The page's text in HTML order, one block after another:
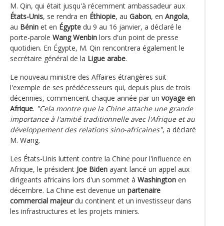
M. Qin, qui était jusqu'à récemment ambassadeur aux
États-Unis, se rendra en Éthiopie, au Gabon, en Angola,
au Bénin et en Égypte du 9 au 16 janvier, a déclaré le
porte-parole Wang Wenbin lors d'un point de presse
quotidien. En Égypte, M. Qin rencontrera également le
secrétaire général de la Ligue arabe.
Le nouveau ministre des Affaires étrangères suit
l'exemple de ses prédécesseurs qui, depuis plus de trois
décennies, commencent chaque année par un voyage en
Afrique. "Cela montre que la Chine attache une grande
importance à l'amitié traditionnelle avec l'Afrique et au
développement des relations sino-africaines", a déclaré
M. Wang.
Les États-Unis luttent contre la Chine pour l'influence en
Afrique, le président Joe Biden ayant lancé un appel aux
dirigeants africains lors d'un sommet à Washington en
décembre. La Chine est devenue un partenaire
commercial majeurdu continent et un investisseur dans
les infrastructures et les projets miniers.